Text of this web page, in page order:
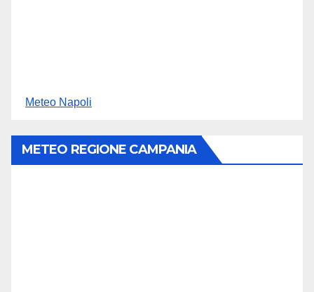
Meteo Napoli
METEO REGIONE CAMPANIA